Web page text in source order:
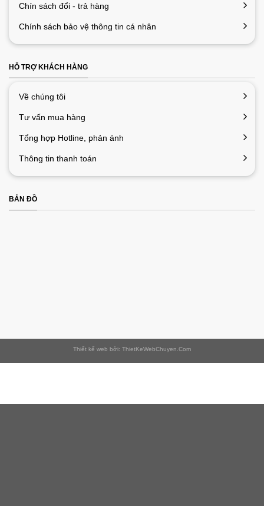
Chín sách đổi - trả hàng
Chính sách bảo vệ thông tin cá nhân
HỖ TRỢ KHÁCH HÀNG
Về chúng tôi
Tư vấn mua hàng
Tổng hợp Hotline, phản ánh
Thông tin thanh toán
BẢN ĐỒ
Thiết kế web bởi: ThietKeWebChuyen.Com